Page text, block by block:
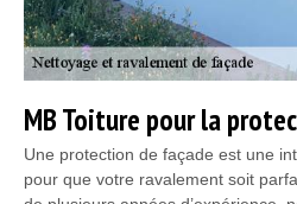
MB Toiture pour la
Une protection de façade est une
pour que votre ravalement soit